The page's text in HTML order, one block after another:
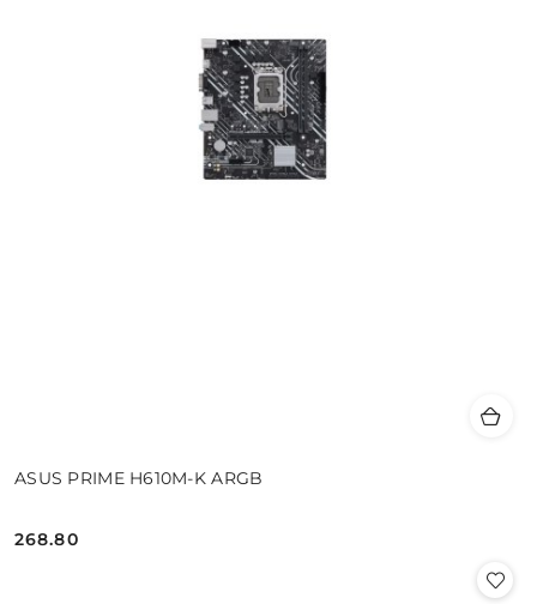
ASUS PRIME H610M-K ARGB
Cena:
268.80